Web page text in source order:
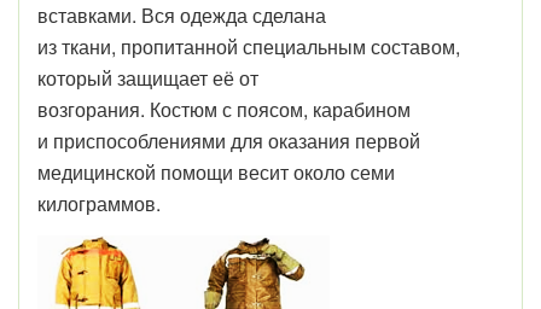
вставками. Вся одежда сделана
из ткани, пропитанной специальным составом,
который защищает её от
возгорания. Костюм с поясом, карабином
и приспособлениями для оказания первой
медицинской помощи весит около семи
килограммов.